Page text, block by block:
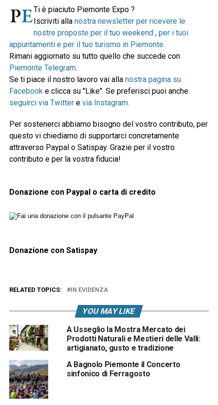
Ti è piaciuto Piemonte Expo ?
Iscriviti alla nostra newsletter per ricevere le
nostre proposte per il tuo weekend , per i tuoi
appuntamenti e per il tuo turismo in Piemonte.
Rimani aggiornato su tutto quello che succede con
Piemonte Telegram.
Se ti piace il nostro lavoro vai alla nostra pagina su
Facebook e clicca su "Like". Se preferisci puoi anche
seguirci via Twittere via Instagram.
Per sostenerci abbiamo bisogno del vostro contributo, per
questo vi chiediamo di supportarci concretamente
attraverso Paypal o Satispay. Grazie per il vostro
contributo e per la vostra fiducia!
Donazione con Paypal o carta di credito
Donazione con Satispay
RELATED TOPICS: IN EVIDENZA
YOU MAY LIKE
A Usseglio la Mostra Mercato dei
Prodotti Naturali e Mestieri delle Valli:
artigianato, gusto e tradizione
A Bagnolo Piemonte il Concerto
sinfonico di Ferragosto